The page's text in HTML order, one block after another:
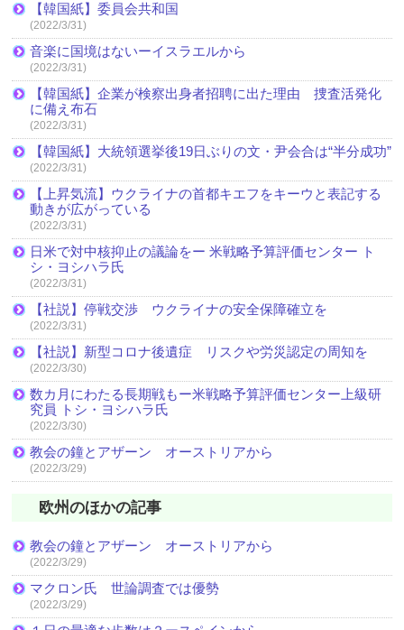
【韓国紙】委員会共和国
(2022/3/31)
音楽に国境はないーイスラエルから
(2022/3/31)
【韓国紙】企業が検察出身者招聘に出た理由 捜査活発化
に備え布石
(2022/3/31)
【韓国紙】大統領選挙後19日ぶりの文・尹会合は“半分成功”
(2022/3/31)
【上昇気流】ウクライナの首都キエフをキーウと表記する
動きが広がっている
(2022/3/31)
日米で対中核抑止の議論をー 米戦略予算評価センター ト
シ・ヨシハラ氏
(2022/3/31)
【社説】停戦交渉 ウクライナの安全保障確立を
(2022/3/31)
【社説】新型コロナ後遺症 リスクや労災認定の周知を
(2022/3/30)
数カ月にわたる長期戦もー米戦略予算評価センター上級研
究員 トシ・ヨシハラ氏
(2022/3/30)
教会の鐘とアザーン オーストリアから
(2022/3/29)
欧州のほかの記事
教会の鐘とアザーン オーストリアから
(2022/3/29)
マクロン氏 世論調査では優勢
(2022/3/29)